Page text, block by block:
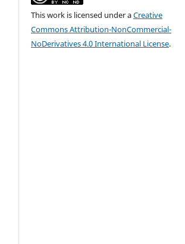
This work is licensed under aCreative
Commons Attribution-NonCommercial-
NoDerivatives 4.0 International License.